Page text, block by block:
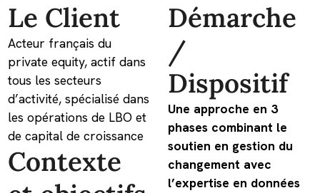
Le Client
Acteur français du
private equity, actif dans
tous les secteurs
d’activité, spécialisé dans
les opérations de LBO et
de capital de croissance
Contexte
Démarche
/
Dispositif
Une approche en 3
phases combinant le
soutien en gestion du
changement avec
l’expertise en données